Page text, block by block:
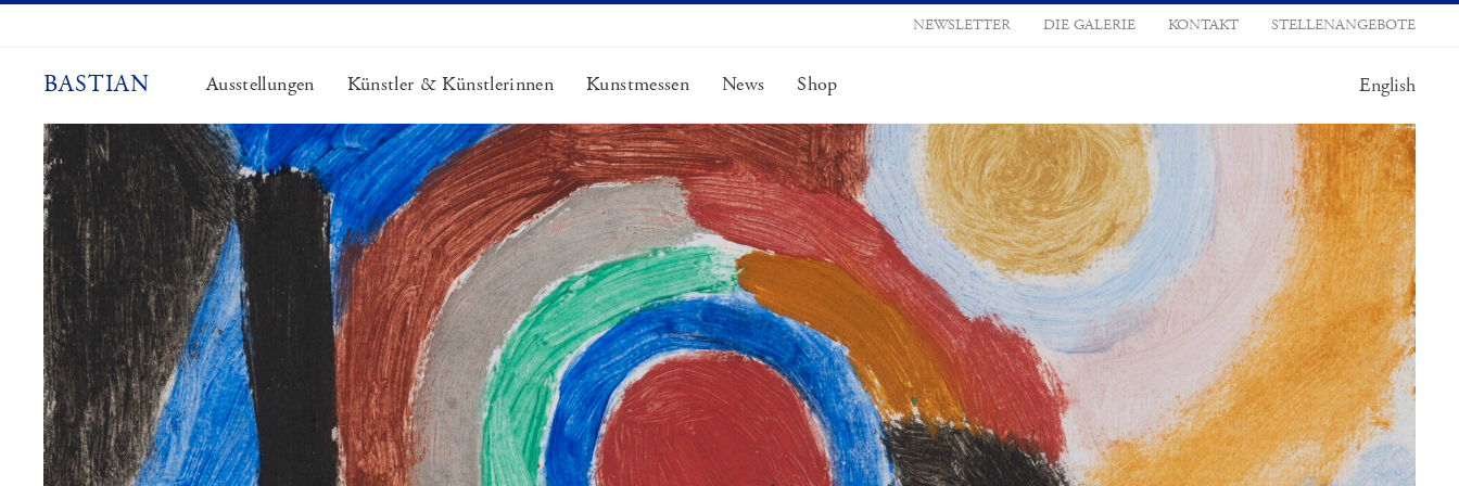
Zum
NEWSLETTER DIE GALERIE KONTAKT STELLENANGEBOTE
BASTIAN Ausstellungen Künstler & Künstlerinnen Kunstmessen News Shop English